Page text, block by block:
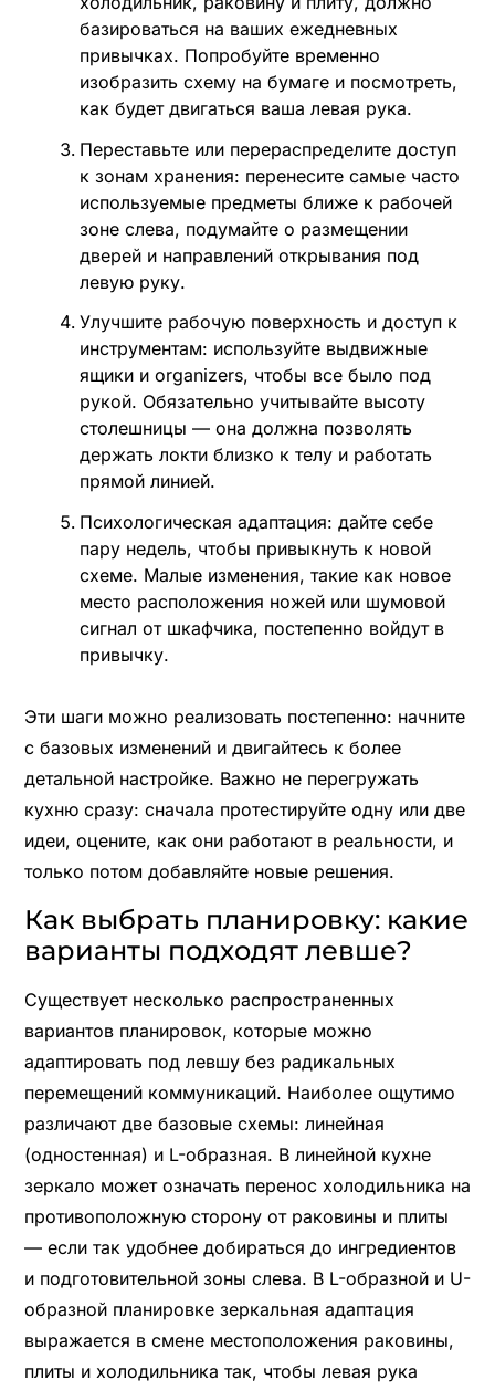
базироваться на ваших ежедневных
привычках. Попробуйте временно
изобразить схему на бумаге и посмотреть,
как будет двигаться ваша левая рука.
Переставьте или перераспределите доступ
к зонам хранения: перенесите самые часто
используемые предметы ближе к рабочей
зоне слева, подумайте о размещении
дверей и направлений открывания под
левую руку.
Улучшите рабочую поверхность и доступ к
инструментам: используйте выдвижные
ящики и organizers, чтобы все было под
рукой. Обязательно учитывайте высоту
столешницы — она должна позволять
держать локти близко к телу и работать
прямой линией.
Психологическая адаптация: дайте себе
пару недель, чтобы привыкнуть к новой
схеме. Малые изменения, такие как новое
место расположения ножей или шумовой
сигнал от шкафчика, постепенно войдут в
привычку.
Эти шаги можно реализовать постепенно: начните
с базовых изменений и двигайтесь к более
детальной настройке. Важно не перегружать
кухню сразу: сначала протестируйте одну или две
идеи, оцените, как они работают в реальности, и
только потом добавляйте новые решения.
Как выбрать планировку: какие
варианты подходят левше?
Существует несколько распространенных
вариантов планировок, которые можно
адаптировать под левшу без радикальных
перемещений коммуникаций. Наиболее ощутимо
различают две базовые схемы: линейная
(одностенная) и L-образная. В линейной кухне
зеркало может означать перенос холодильника на
противоположную сторону от раковины и плиты
— если так удобнее добираться до ингредиентов
и подготовительной зоны слева. В L-образной и U-
образной планировке зеркальная адаптация
выражается в смене местоположения раковины,
плиты и холодильника так, чтобы левая рука